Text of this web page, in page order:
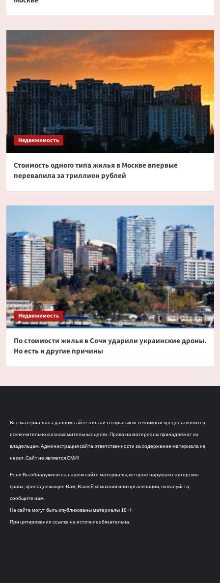
Недвижимость
Стоимость одного типа жилья в Москве впервые
перевалила за триллион рублей
Недвижимость
По стоимости жилья в Сочи ударили украинские дроны.
Но есть и другие причины
Все материалы на данном сайте взяты из открытых источников и предоставляются
исключительно в ознакомительных целях. Права на материалы принадлежат их
владельцам. Администрация сайта ответственности за содержание материала не
несет. Сайт не является СМИ!
Если Вы обнаружили на нашем сайте материалы, которые нарушают авторские
права, принадлежащие Вам, Вашей компании или организации, пожалуйста,
сообщите нам.
На сайте могут быть опубликованы материалы 18+!
При цитировании ссылка на источник обязательна.